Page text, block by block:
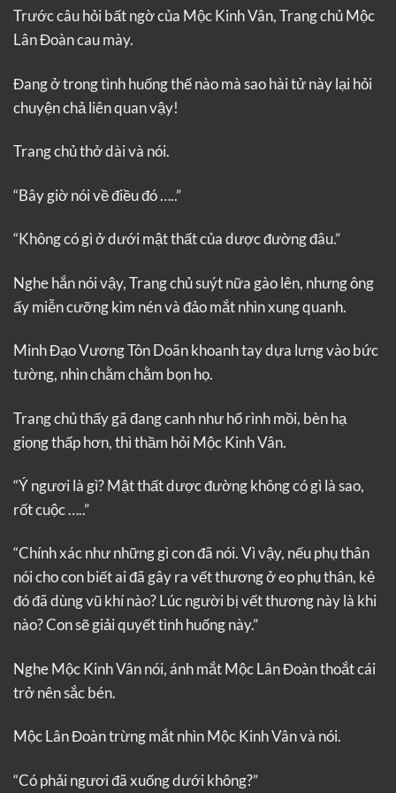
Trước câu hỏi bất ngờ của Mộc Kinh Vân, Trang chủ Mộc
Lân Đoàn cau mày.
Đang ở trong tình huống thế nào mà sao hài tử này lại hỏi
chuyện chả liên quan vậy!
Trang chủ thở dài và nói.
“Bây giờ nói về điều đó …..”
“Không có gì ở dưới mật thất của dược đường đâu.”
Nghe hắn nói vậy, Trang chủ suýt nữa gào lên, nhưng ông
ấy miễn cưỡng kìm nén và đảo mắt nhìn xung quanh.
Minh Đạo Vương Tôn Doãn khoanh tay dựa lưng vào bức
tường, nhìn chằm chằm bọn họ.
Trang chủ thấy gã đang canh như hổ rình mồi, bèn hạ
giọng thấp hơn, thì thầm hỏi Mộc Kinh Vân.
“Ý ngươi là gì? Mật thất dược đường không có gì là sao,
rốt cuộc …..”
“Chính xác như những gì con đã nói. Vì vậy, nếu phụ thân
nói cho con biết ai đã gây ra vết thương ở eo phụ thân, kẻ
đó đã dùng vũ khí nào? Lúc người bị vết thương này là khi
nào? Con sẽ giải quyết tình huống này.”
Nghe Mộc Kinh Vân nói, ánh mắt Mộc Lân Đoàn thoắt cái
trở nên sắc bén.
Mộc Lân Đoàn trừng mắt nhìn Mộc Kinh Vân và nói.
“Có phải ngươi đã xuống dưới không?”